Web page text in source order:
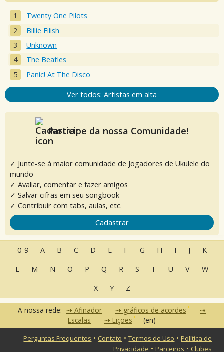
Twenty One Pilots
Billie Eilish
Unknown
The Beatles
Panic! At The Disco
Ver todos: Artistas em alta
Participe da nossa Comunidade!
✓ Junte-se à maior comunidade de Jogadores de Ukulele do
mundo
✓ Avaliar, comentar e fazer amigos
✓ Salvar cifras em seu songbook
✓ Contribuir com tabs, aulas, etc.
Cadastrar
0-9 A B C D E F G H I J
K
L
M N O P Q R S T U V
W
X
Y Z
A nossa rede: Afinador
gráficos de acordes
Escalas
Lições (en)
Perguntas Frequentes • Contato •Termos de Uso •Política de
Privacidade •Parceiros • Clubes